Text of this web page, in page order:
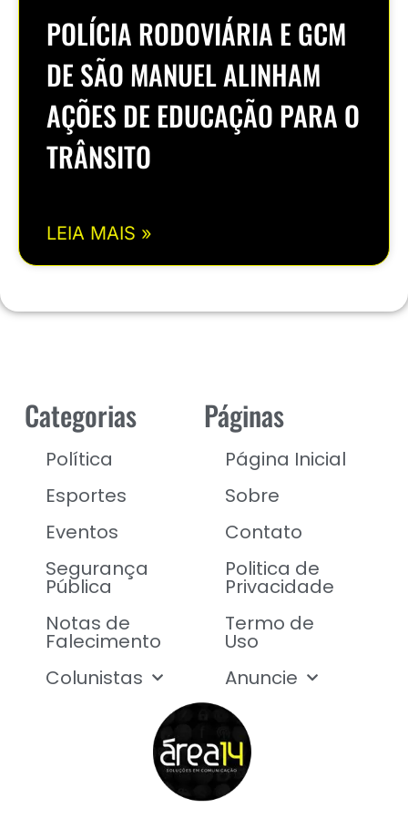
POLÍCIA RODOVIÁRIA E GCM
DE SÃO MANUEL ALINHAM
AÇÕES DE EDUCAÇÃO PARA O
TRÂNSITO
LEIA MAIS »
Categorias
Política
Esportes
Eventos
Segurança
Pública
Notas de
Falecimento
Colunistas
Páginas
Página Inicial
Sobre
Contato
Politica de
Privacidade
Termo de
Uso
Anuncie